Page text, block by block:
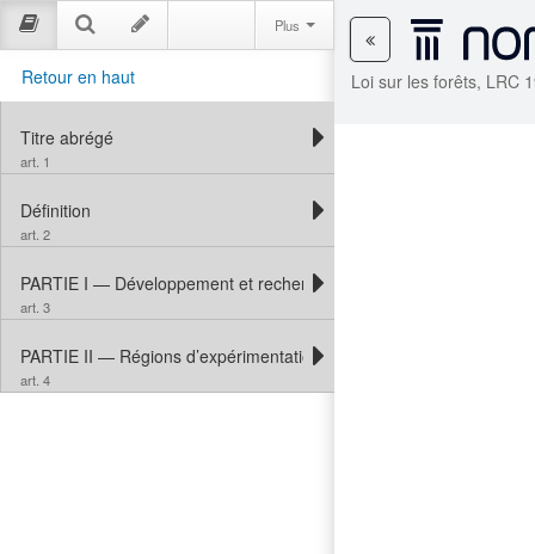
Loi sur les forêts, LRC
Plus
Retour en haut
Titre abrégé
art. 1
Définition
art. 2
PARTIE I — Développement et recherche
art. 3
PARTIE II — Régions d’expérimentation forestière
art. 4